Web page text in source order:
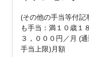
(その他の手当等付
も手当：満１０歳１
３，０００円／月 (
手当上限)月額